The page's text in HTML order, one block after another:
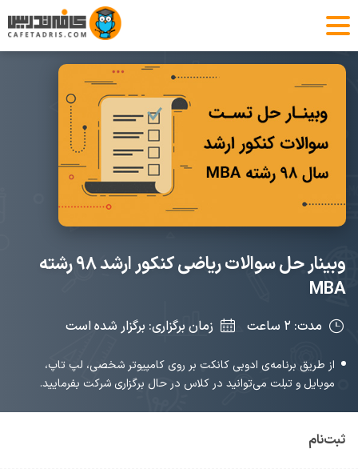
وبینار حل سوالات ریاضی کنکور ارشد ۹۸ رشته
MBA
مدت: ۲ ساعت زمان برگزاری: برگزار شده است
از طریق برنامه‌ی ادوبی کانکت بر روی کامپیوتر شخصی، لپ تاپ،
موبایل و تبلت می‌توانید در کلاس در حال برگزاری شرکت بفرمایید.
ثبت‌نام